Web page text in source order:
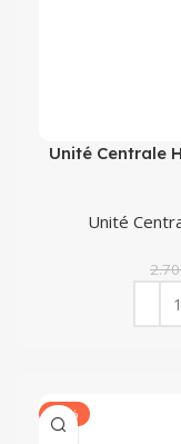
Unité Centrale
Unité
-24%